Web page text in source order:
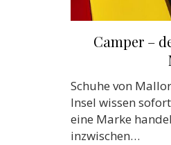
Camper –
Schuhe von
Insel wissen
eine Marke
inzwischen…